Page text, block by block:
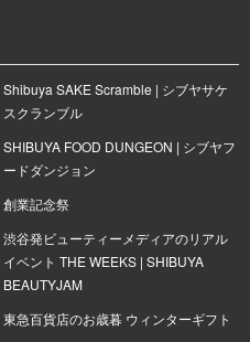
Shibuya SAKE Scramble | シブヤサケ
スクランブル
SHIBUYA FOOD DUNGEON | シブヤフ
ードダンジョン
創業記念祭
渋谷発ビューティーメディアのリアル
イベント THE WEEKS | SHIBUYA
BEAUTYJAM
東急百貨店のお歳暮 ウィンターギフト